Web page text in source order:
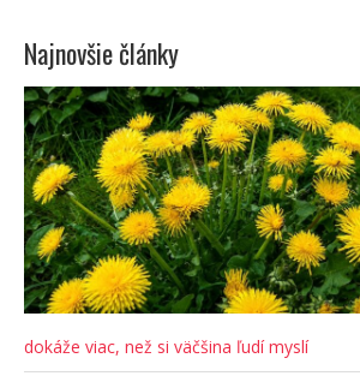
Najnovšie články
dokáže viac, než si väčšina ľudí myslí